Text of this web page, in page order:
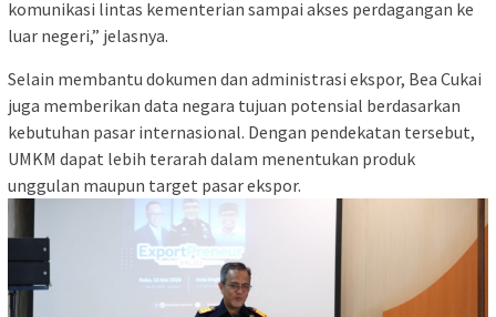
komunikasi lintas kementerian sampai akses perdagangan ke
luar negeri,” jelasnya.
Selain membantu dokumen dan administrasi ekspor, Bea Cukai
juga memberikan data negara tujuan potensial berdasarkan
kebutuhan pasar internasional. Dengan pendekatan tersebut,
UMKM dapat lebih terarah dalam menentukan produk
unggulan maupun target pasar ekspor.